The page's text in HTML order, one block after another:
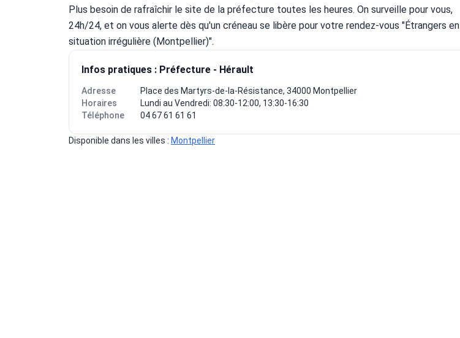
Plus besoin de rafraîchir le site de la préfecture toutes les heures. On surveille pour vous,
24h/24, et on vous alerte dès qu'un créneau se libère pour votre rendez-vous "Étrangers en
situation irrégulière (Montpellier)".
Infos pratiques : Préfecture - Hérault
Adresse
Place des Martyrs-de-la-Résistance, 34000 Montpellier
Horaires
Lundi au Vendredi: 08:30-12:00, 13:30-16:30
Téléphone
04 67 61 61 61
Disponible dans les villes : Montpellier